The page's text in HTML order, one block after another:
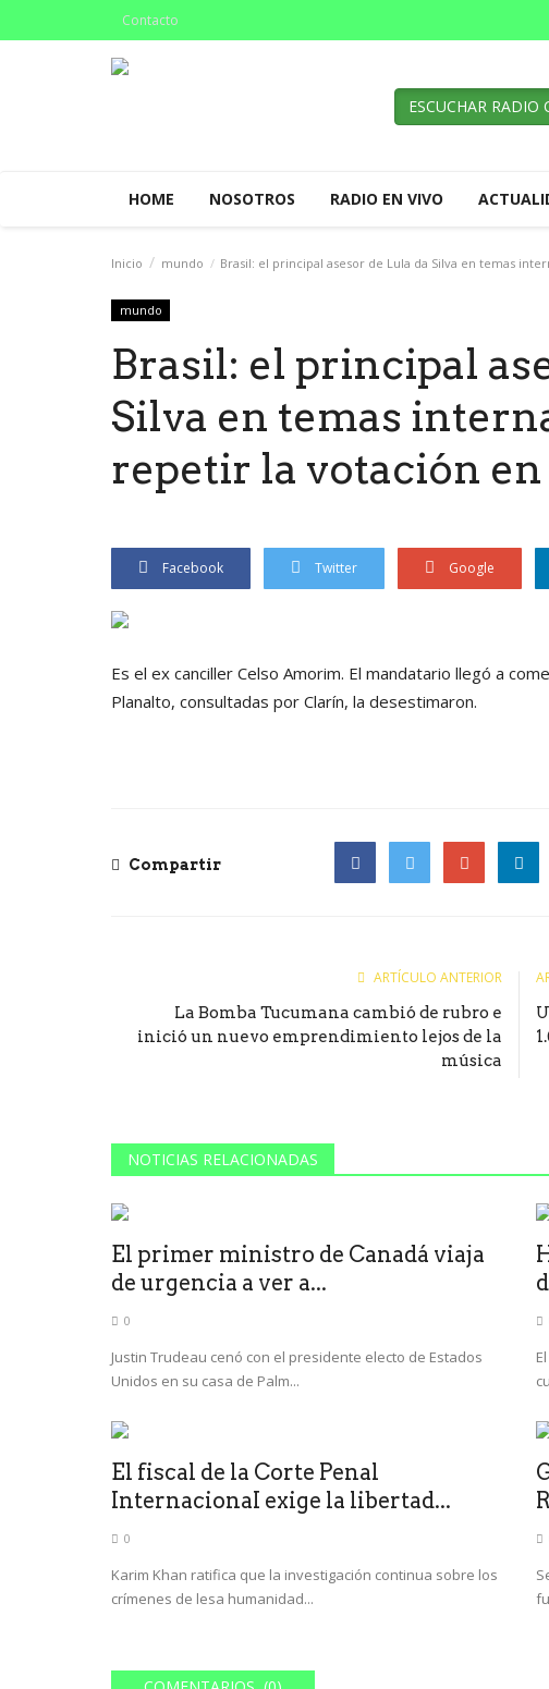
Contacto
ESCUCHAR RADIO
HOME NOSOTROS RADIO EN VIVO
Inicio mundo Brasil: el principal asesor de Lula da Silva en temas
mundo
Brasil: el principal
Silva en temas
repetir la votación
Facebook Twitter Google
Es el ex canciller Celso Amorim. El mandatario llegó a
Planalto, consultadas por Clarín, la desestimaron.
Compartir
ARTÍCULO ANTERIOR
La Bomba Tucumana cambió de rubro e
inició un nuevo emprendimiento lejos de la
música
NOTICIAS RELACIONADAS
El primer ministro de Canadá viaja
de urgencia a ver a...
0
Justin Trudeau cenó con el presidente electo de Estados
Unidos en su casa de Palm...
El fiscal de la Corte Penal
InternacionaI exige la libertad...
0
Karim Khan ratifica que la investigación continua sobre los
crímenes de lesa humanidad...